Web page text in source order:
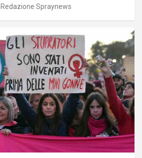
Redazione Spraynews